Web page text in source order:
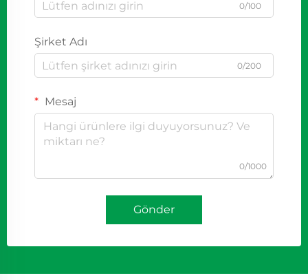
0/100
Şirket Adı
0/200
Mesaj
0/1000
Gönder